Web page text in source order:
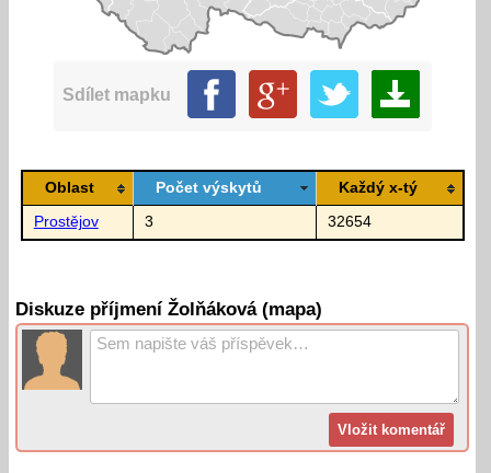
Sdílet mapku
Oblast Počet výskytů Každý x-tý
Prostějov 3 32654
Diskuze příjmení Žolňáková (mapa)